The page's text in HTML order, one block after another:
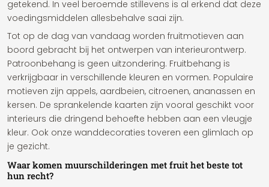
getekend. In veel beroemde stillevens is al erkend dat deze
voedingsmiddelen allesbehalve saai zijn.
Tot op de dag van vandaag worden fruitmotieven aan
boord gebracht bij het ontwerpen van interieurontwerp.
Patroonbehang is geen uitzondering. Fruitbehang is
verkrijgbaar in verschillende kleuren en vormen. Populaire
motieven zijn appels, aardbeien, citroenen, ananassen en
kersen. De sprankelende kaarten zijn vooral geschikt voor
interieurs die dringend behoefte hebben aan een vleugje
kleur. Ook onze wanddecoraties toveren een glimlach op
je gezicht.
Waar komen muurschilderingen met fruit het beste tot
hun recht?